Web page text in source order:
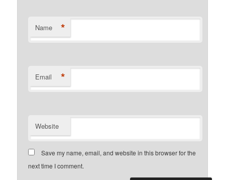
Name *
Email *
Website
Save my name, email, and website in this browser for the
next time I comment.